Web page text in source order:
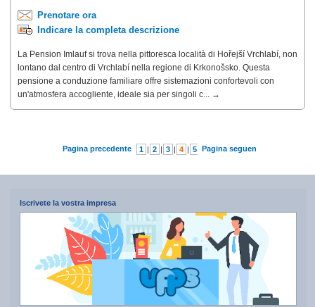
Prenotare ora
Indicare la completa descrizione
La Pension Imlauf si trova nella pittoresca località di Hořejší Vrchlabí, non
lontano dal centro di Vrchlabí nella regione di Krkonošsko. Questa
pensione a conduzione familiare offre sistemazioni confortevoli con
un'atmosfera accogliente, ideale sia per singoli c... →
Pagina precedente 1 2 3 4 5 6 | 7
Pagina seguente
Iscrivete la vostra impresa